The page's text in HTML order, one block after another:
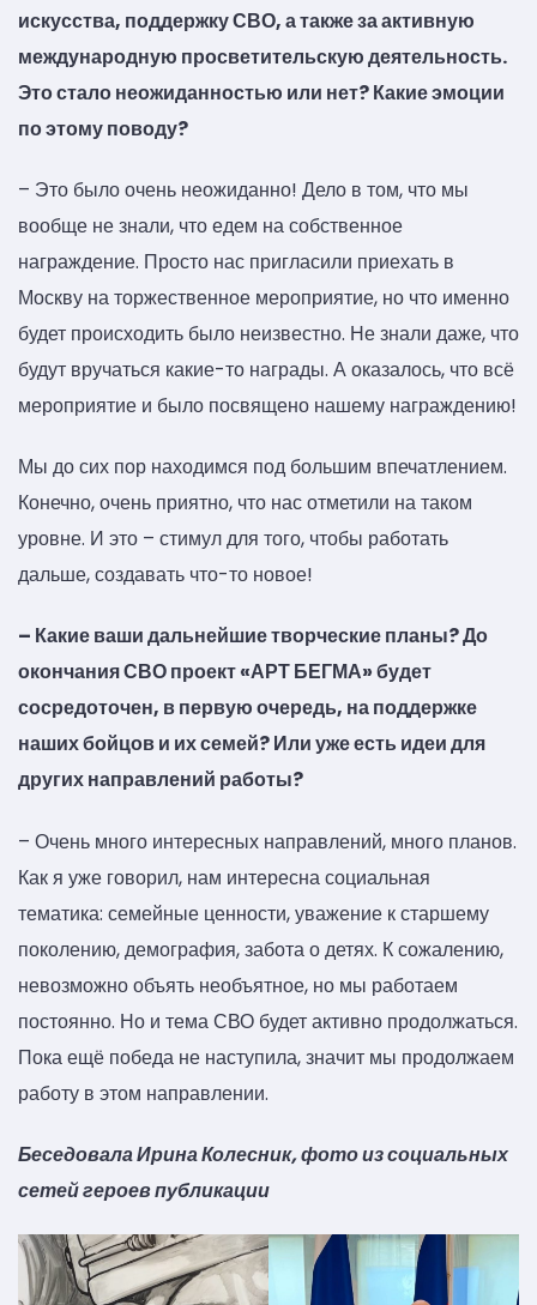
искусства, поддержку СВО, а также за активную
международную просветительскую деятельность.
Это стало неожиданностью или нет? Какие эмоции
по этому поводу?
– Это было очень неожиданно! Дело в том, что мы
вообще не знали, что едем на собственное
награждение. Просто нас пригласили приехать в
Москву на торжественное мероприятие, но что именно
будет происходить было неизвестно. Не знали даже, что
будут вручаться какие-то награды. А оказалось, что всё
мероприятие и было посвящено нашему награждению!
Мы до сих пор находимся под большим впечатлением.
Конечно, очень приятно, что нас отметили на таком
уровне. И это – стимул для того, чтобы работать
дальше, создавать что-то новое!
– Какие ваши дальнейшие творческие планы? До
окончания СВО проект «АРТ БЕГМА» будет
сосредоточен, в первую очередь, на поддержке
наших бойцов и их семей? Или уже есть идеи для
других направлений работы?
– Очень много интересных направлений, много планов.
Как я уже говорил, нам интересна социальная
тематика: семейные ценности, уважение к старшему
поколению, демография, забота о детях. К сожалению,
невозможно объять необъятное, но мы работаем
постоянно. Но и тема СВО будет активно продолжаться.
Пока ещё победа не наступила, значит мы продолжаем
работу в этом направлении.
Беседовала Ирина Колесник, фото из социальных
сетей героев публикации